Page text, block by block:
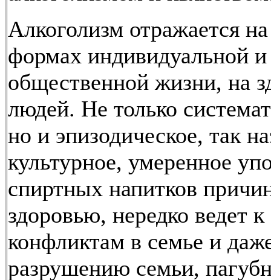
Алкоголизм отражается
формах индивидуальной и
общественной жизни, на
людей. Не только
но и эпизодическое, так
культурное, умеренное
спиртных напитков
здоровью, нередко ведет к
конфликтам в семье и
разрушению семьи,